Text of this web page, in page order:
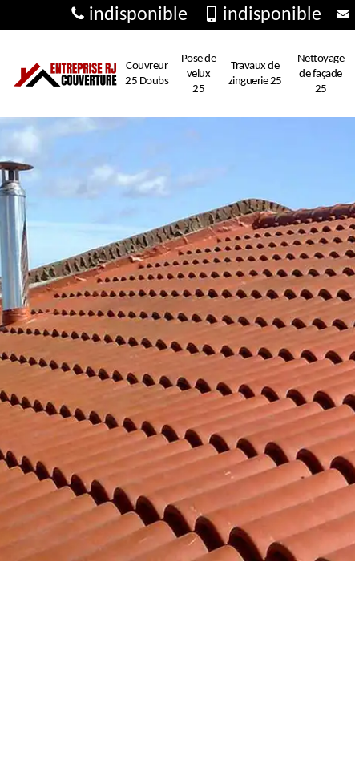
indisponible indisponible
Couvreur
25 Doubs
Pose de
velux
25
Travaux de
zinguerie 25
Nettoyage
de façade
25